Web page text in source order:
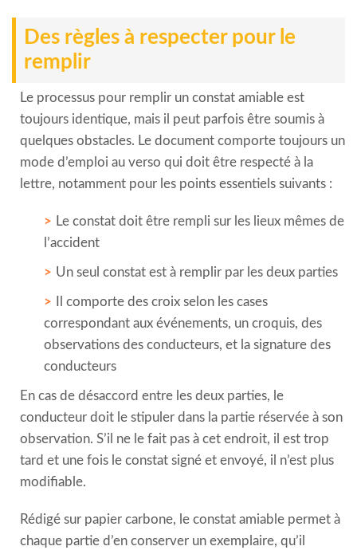
Des règles à respecter pour le
remplir
Le processus pour remplir un constat amiable est
toujours identique, mais il peut parfois être soumis à
quelques obstacles. Le document comporte toujours un
mode d’emploi au verso qui doit être respecté à la
lettre, notamment pour les points essentiels suivants :
Le constat doit être rempli sur les lieux mêmes de
l’accident
Un seul constat est à remplir par les deux parties
Il comporte des croix selon les cases
correspondant aux événements, un croquis, des
observations des conducteurs, et la signature des
conducteurs
En cas de désaccord entre les deux parties, le
conducteur doit le stipuler dans la partie réservée à son
observation. S’il ne le fait pas à cet endroit, il est trop
tard et une fois le constat signé et envoyé, il n’est plus
modifiable.
Rédigé sur papier carbone, le constat amiable permet à
chaque partie d’en conserver un exemplaire, qu’il